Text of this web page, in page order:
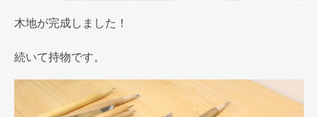
木地が完成しました！
続いて持物です。